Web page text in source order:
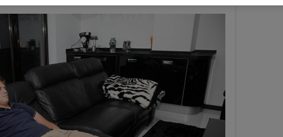
” w stopce serwisu i przechodząc do „Ustawień Zaawansowanych”. Zmiana ustawień
także za pomocą ustawień przeglądarki.
i Agora S.A. możemy przetwarzać dane osobowe w następujących celach:
geolokalizacyjnych. Aktywne skanowanie charakterystyki urządzenia do celów identyfikacji.
na urządzeniu lub dostęp do nich. Spersonalizowane reklamy i treści, pomiar reklam i treści,
usług.Lista Zaufanych Partnerów